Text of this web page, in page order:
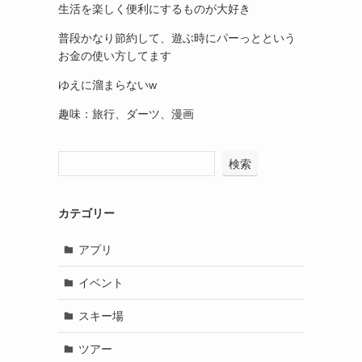
生活を楽しく便利にするものが大好き
普段かなり節約して、遊ぶ時にパーっとという
お金の使い方してます
ゆえに溜まらないw
趣味：旅行、ダーツ、漫画
検索
カテゴリー
アプリ
イベント
スキー場
ツアー